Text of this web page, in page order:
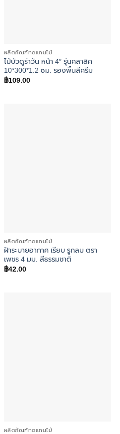
ผลิตภัณฑ์ทดแทนไม้
ไม้บัวดูร่าวัน หน้า 4″ รุ่นคลาลิค
10*300*1.2 ซม. รองพื้นสีครีม
฿109.00
ผลิตภัณฑ์ทดแทนไม้
ฝ้าระบายอากาศ เรียบ รูกลม ตรา
เพชร 4 มม. สีธรรมชาติ
฿42.00
ผลิตภัณฑ์ทดแทนไม้